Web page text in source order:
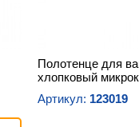
Полотенце для
хлопковый
Артикул: 123019